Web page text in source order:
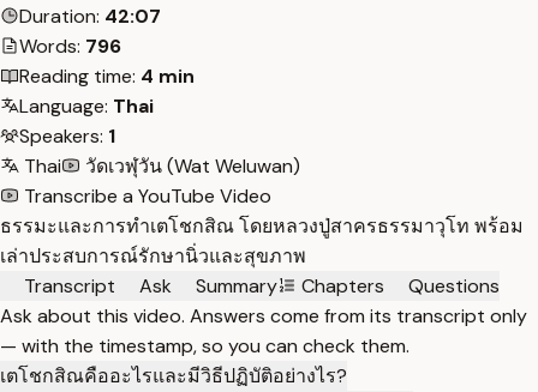
Duration: 42:07
Words: 796
Reading time: 4 min
Language: Thai
Speakers: 1
Thai
วัดเวฬุวัน (Wat Weluwan)
Transcribe a YouTube Video
ธรรมะและการทำเตโชกสิณ โดยหลวงปู่สาครธรรมาวุโท พร้อม
เล่าประสบการณ์รักษานิ่วและสุขภาพ
Transcript
Ask Summary Chapters
Questions
Ask about this video. Answers come from its transcript only
— with the timestamp, so you can check them.
เตโชกสิณคืออะไรและมีวิธีปฏิบัติอย่างไร?